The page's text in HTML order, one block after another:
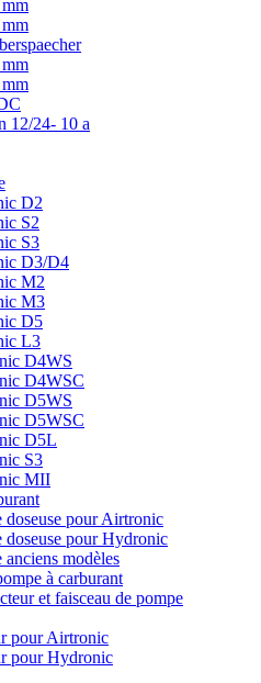
12/24- 10 a
D2
S2
S3
D3/D4
M2
M3
D5
L3
D4WS
D4WSC
D5WS
D5WSC
D5L
S3
MII
doseuse pour Airtronic
doseuse pour Hydronic
anciens modèles
à carburant
et faisceau de pompe
pour Airtronic
pour Hydronic